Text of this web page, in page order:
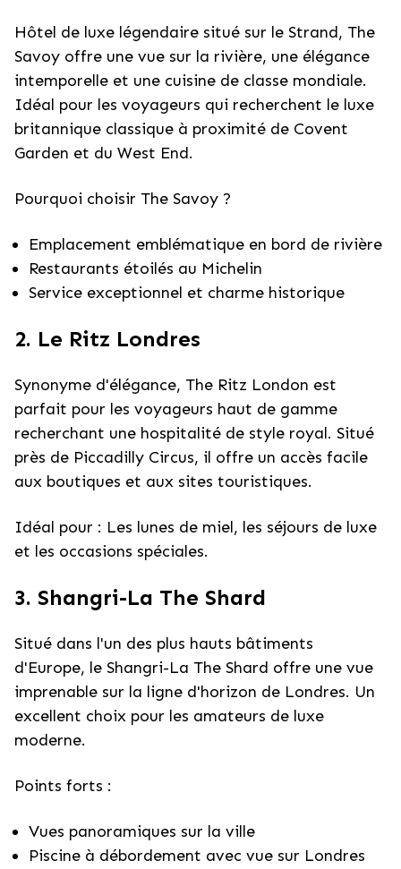
Hôtel de luxe légendaire situé sur le Strand, The
Savoy offre une vue sur la rivière, une élégance
intemporelle et une cuisine de classe mondiale.
Idéal pour les voyageurs qui recherchent le luxe
britannique classique à proximité de Covent
Garden et du West End.
Pourquoi choisir The Savoy ?
Emplacement emblématique en bord de rivière
Restaurants étoilés au Michelin
Service exceptionnel et charme historique
2. Le Ritz Londres
Synonyme d'élégance, The Ritz London est
parfait pour les voyageurs haut de gamme
recherchant une hospitalité de style royal. Situé
près de Piccadilly Circus, il offre un accès facile
aux boutiques et aux sites touristiques.
Idéal pour : Les lunes de miel, les séjours de luxe
et les occasions spéciales.
3. Shangri-La The Shard
Situé dans l'un des plus hauts bâtiments
d'Europe, le Shangri-La The Shard offre une vue
imprenable sur la ligne d'horizon de Londres. Un
excellent choix pour les amateurs de luxe
moderne.
Points forts :
Vues panoramiques sur la ville
Piscine à débordement avec vue sur Londres